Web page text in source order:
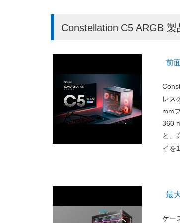
Constellation C5 ARGB 製
前
レス
mm
360
と、
イを
最
ケー